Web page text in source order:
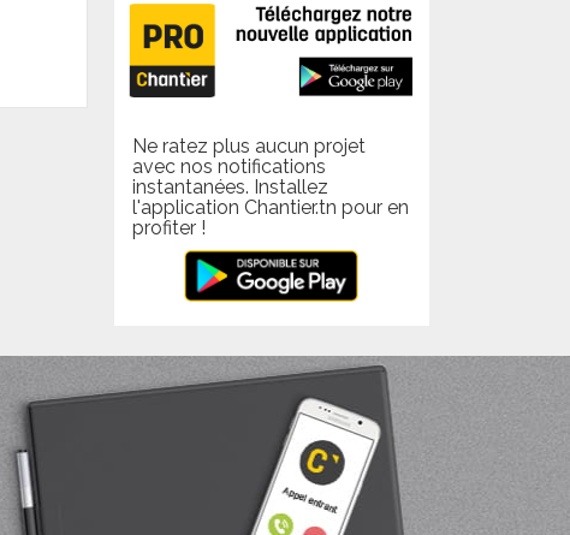
Ne ratez plus aucun projet
avec nos notifications
instantanées. Installez
l'application Chantier.tn pour en
profiter !